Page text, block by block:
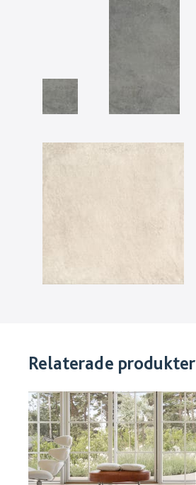
Relaterade produkter